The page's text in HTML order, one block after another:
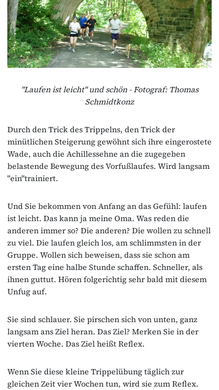
"Laufen ist leicht" und schön - Fotograf: Thomas
Schmidtkonz
Durch den Trick des Trippelns, den Trick der
minütlichen Steigerung gewöhnt sich ihre eingerostete
Wade, auch die Achillessehne an die zugegeben
belastende Bewegung des Vorfußlaufes. Wird langsam
"ein"trainiert.
Und Sie bekommen von Anfang an das Gefühl: laufen
ist leicht. Das kann ja meine Oma. Was reden die
anderen immer so? Die anderen? Die wollen zu schnell
zu viel. Die laufen gleich los, am schlimmsten in der
Gruppe. Wollen sich beweisen, dass sie schon am
ersten Tag eine halbe Stunde schaffen. Schneller, als
ihnen guttut. Hören folgerichtig sehr bald mit diesem
Unfug auf.
Sie sind schlauer. Sie pirschen sich von unten, ganz
langsam ans Ziel heran. Das Ziel? Merken Sie in der
vierten Woche. Das Ziel heißt Reflex.
Wenn Sie diese kleine Trippelübung täglich zur
gleichen Zeit vier Wochen tun, wird sie zum Reflex.